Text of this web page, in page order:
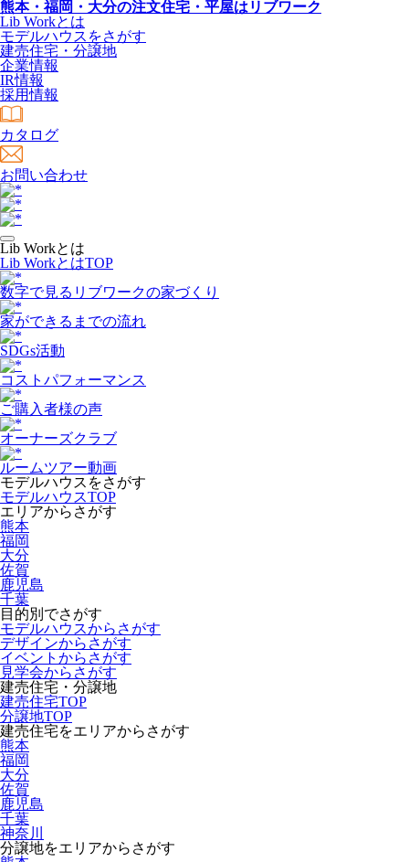
熊本・福岡・大分の注文住宅・平屋はリブワーク
Lib Workとは
モデルハウスをさがす
建売住宅・分譲地
企業情報
IR情報
採用情報
カタログ
お問い合わせ
Lib Workとは
Lib WorkとはTOP
数字で⾒るリブワークの家づくり
家ができるまでの流れ
SDGs活動
コストパフォーマンス
ご購入者様の声
オーナーズクラブ
ルームツアー動画
モデルハウスをさがす
モデルハウスTOP
エリアからさがす
熊本
福岡
大分
佐賀
鹿児島
千葉
目的別でさがす
モデルハウスからさがす
デザインからさがす
イベントからさがす
見学会からさがす
建売住宅・分譲地
建売住宅TOP
分譲地TOP
建売住宅をエリアからさがす
熊本
福岡
大分
佐賀
鹿児島
千葉
神奈川
分譲地をエリアからさがす